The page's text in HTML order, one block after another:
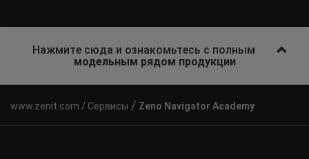
Нажмите сюда и ознакомьтесь с полным
модельным рядом продукции
Сервисы / Zeno Navigator Academy